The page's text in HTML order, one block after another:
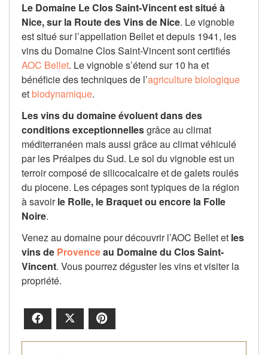
Le Domaine Le Clos Saint-Vincent est situé à
Nice, sur la Route des Vins de Nice. Le vignoble
est situé sur l’appellation Bellet et depuis 1941, les
vins du Domaine Clos Saint-Vincent sont certifiés
AOC Bellet. Le vignoble s’étend sur 10 ha et
bénéficie des techniques de l’agriculture biologique
etbiodynamique.
Les vins du domaine évoluent dans des
conditions exceptionnellesgrâce au climat
méditerranéen mais aussi grâce au climat véhiculé
par les Préalpes du Sud. Le sol du vignoble est un
terroir composé de silicocalcaire et de galets roulés
du piocene. Les cépages sont typiques de la région
à savoirle Rolle, le Braquet ou encore la Folle
Noire.
Venez au domaine pour découvrir l’AOC Bellet et les
vins de Provenceau Domaine du Clos Saint-
Vincent. Vous pourrez déguster les vins et visiter la
propriété.
Facebook